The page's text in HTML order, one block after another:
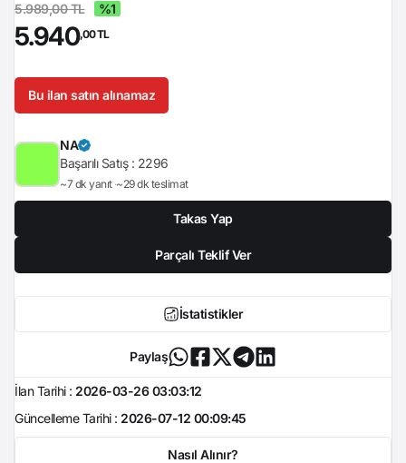
5.989,00 TL %1
5.940,00 TL
Bu ilan satın alınamaz
NA
Başarılı Satış : 2296
~7 dk yanıt ~29 dk teslimat
Takas Yap
Parçalı Teklif Ver
İstatistikler
Paylaş
İlan Tarihi : 2026-03-26 03:03:12
Güncelleme Tarihi : 2026-07-12 00:09:45
Nasıl Alınır?